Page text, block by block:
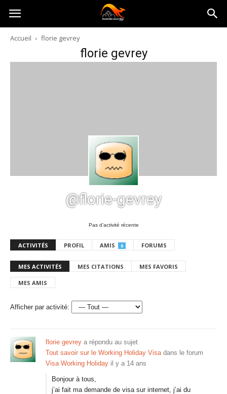
Australia-
australie.com
Accueil florie gevrey
florie gevrey
@florie-gevrey
Pas d’activité récente
ACTIVITÉS PROFIL AMIS 0 FORUMS
MES ACTIVITÉS MES CITATIONS MES FAVORIS
MES AMIS
Afficher par activité:
florie gevrey a répondu au sujet
Tout savoir sur le Working Holiday Visadans le forum
Visa Working Holiday il y a 14 ans
Bonjour à tous,
j’ai fait ma demande de visa sur internet, j’ai du